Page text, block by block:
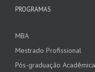
PROGRAMAS
MBA
Mestrado Profissional
Pós-graduação Acadêmica